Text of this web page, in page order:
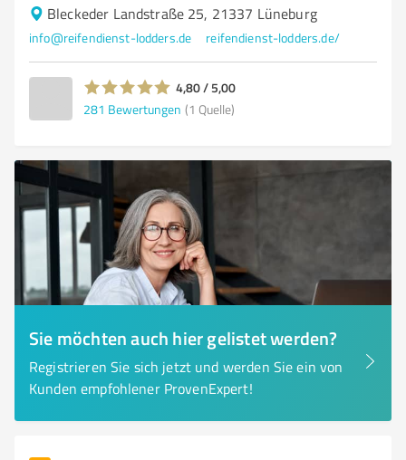
Bleckeder Landstraße 25, 21337 Lüneburg
info@reifendienst-lodders.de reifendienst-lodders.de/
4,80 / 5,00
281 Bewertungen (1 Quelle)
Sie möchten auch hier gelistet werden?
Registrieren Sie sich jetzt und werden Sie ein von
Kunden empfohlener ProvenExpert!